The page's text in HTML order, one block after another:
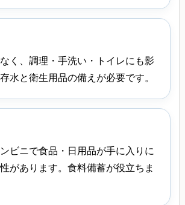
く、調理・手洗い・トイレにも影
水と衛生用品の備えが必要です。
ビニで食品・日用品が手に入りに
があります。食料備蓄が役立ちま